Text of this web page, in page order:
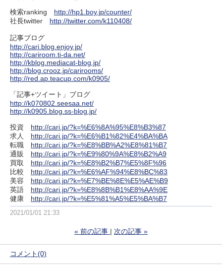
検索ranking http://hp1.boy.jp/counter/
社長twitter http://twitter.com/k110408/
記事ブログ
http://cari.blog.enjoy.jp/
http://cariroom.ti-da.net/
http://kblog.mediacat-blog.jp/
http://blog.crooz.jp/carirooms/
http://red.ap.teacup.com/k0905/
「記事+ツイート」ブログ
http://k070802.seesaa.net/
http://k0905.blog.ss-blog.jp/
投資 http://cari.jp/?k=%E6%8A%95%E8%B3%87
求人 http://cari.jp/?k=%E6%B1%82%E4%BA%BA
転職 http://cari.jp/?k=%E8%BB%A2%E8%81%B7
通販 http://cari.jp/?k=%E9%80%9A%E8%B2%A9
買取 http://cari.jp/?k=%E8%B2%B7%E5%8F%96
比較 http://cari.jp/?k=%E6%AF%94%E8%BC%83
美容 http://cari.jp/?k=%E7%BE%8E%E5%AE%B9
英語 http://cari.jp/?k=%E8%8B%B1%E8%AA%9E
健康 http://cari.jp/?k=%E5%81%A5%E5%BA%B7
2021/01/01 21:33
« 前の記事 次の記事 »
コメント(0)